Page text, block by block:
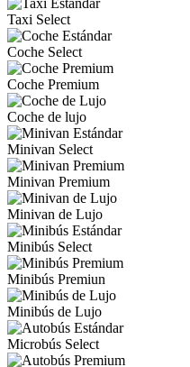
Taxi Select
Coche Select
Coche Premium
Coche de lujo
Minivan Select
Minivan Premium
Minivan de Lujo
Minibús Select
Minibús Premiun
Minibús de Lujo
Microbús Select